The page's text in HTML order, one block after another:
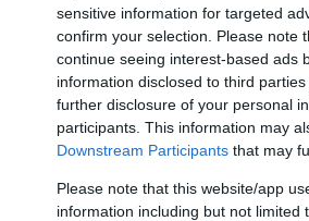
sensitive information for targeted
confirm your selection. Please note
continue seeing interest-based ads
information disclosed to third
further disclosure of your personal
participants. This information may
Downstream Participants that may
Please note that this website/app
information including but not limited